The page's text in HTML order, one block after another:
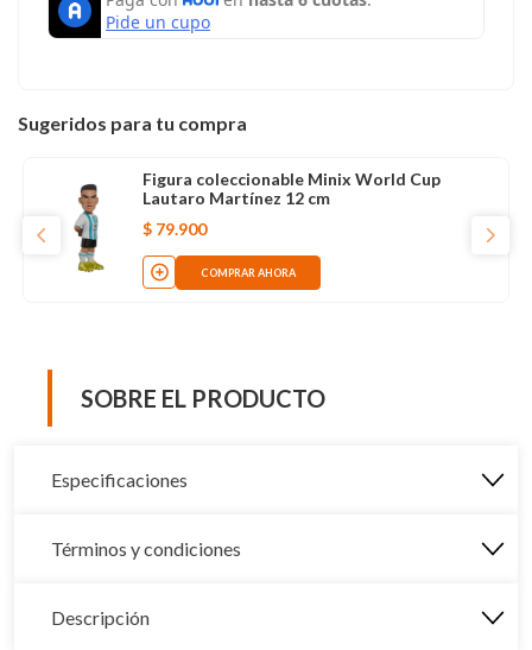
Sugeridos para tu compra
Figura coleccionable Minix World Cup
Lautaro Martínez 12 cm
$ 79.900
COMPRAR AHORA
SOBRE EL PRODUCTO
Especificaciones
Términos y condiciones
Descripción